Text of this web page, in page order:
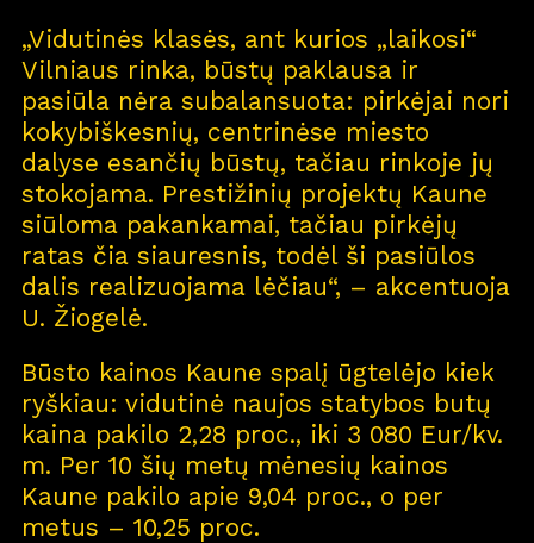
„Vidutinės klasės, ant kurios „laikosi“
Vilniaus rinka, būstų paklausa ir
pasiūla nėra subalansuota: pirkėjai nori
kokybiškesnių, centrinėse miesto
dalyse esančių būstų, tačiau rinkoje jų
stokojama. Prestižinių projektų Kaune
siūloma pakankamai, tačiau pirkėjų
ratas čia siauresnis, todėl ši pasiūlos
dalis realizuojama lėčiau“, – akcentuoja
U. Žiogelė.
Būsto kainos Kaune spalį ūgtelėjo kiek
ryškiau: vidutinė naujos statybos butų
kaina pakilo 2,28 proc., iki 3 080 Eur/kv.
m. Per 10 šių metų mėnesių kainos
Kaune pakilo apie 9,04 proc., o per
metus – 10,25 proc.